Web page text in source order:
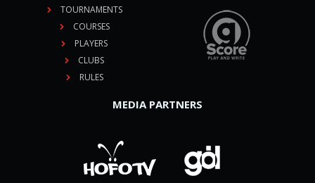
TOURNAMENTS
COURSES
PLAYERS
CLUBS
RULES
MEDIA PARTNERS